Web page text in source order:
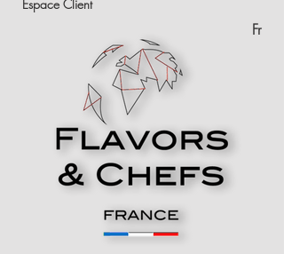
Fr
Espace Client